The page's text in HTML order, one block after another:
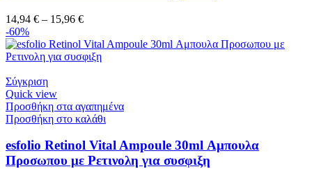
14,94 € – 15,96 €
-60%
Σύγκριση
Quick view
Προσθήκη στα αγαπημένα
Προσθήκη στο καλάθι
esfolio Retinol Vital Ampoule 30ml Αμπουλα
Προσωπου με Ρετινολη για συσφιξη